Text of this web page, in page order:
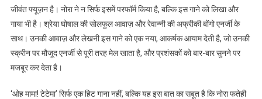
जीवंत फ्यूज़न है। नोरा ने न सिर्फ इसमें परफॉर्म किया है, बल्कि इस गाने को लिखा और
गाया भी है। श्रेया घोषाल की सोलफुल आवाज़ और रेवान्नी की अफ्रीकी बोंगो एनर्जी के
साथ। उनकी आवाज़ और लेखनी इस गाने को एक नया, आकर्षक आयाम देती है, जो उनकी
स्क्रीन पर मौजूद एनर्जी से पूरी तरह मेल खाता है, और प्रशंसकों को बार-बार सुनने पर
मजबूर कर देता है।
‘ओह मामा! टेटेमा’ सिर्फ एक हिट गाना नहीं, बल्कि यह इस बात का सबूत है कि नोरा फतेही